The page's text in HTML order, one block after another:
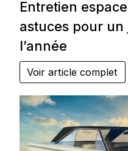
Entretien
astuces pour
l’année
Voir article complet